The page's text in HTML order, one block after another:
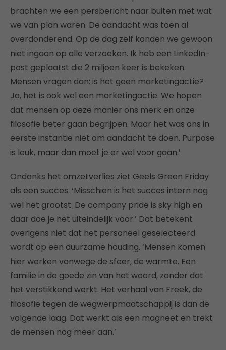
brachten we een persbericht naar buiten met wat
we van plan waren. De aandacht was toen al
overdonderend. Op de dag zelf konden we gewoon
niet ingaan op alle verzoeken. Ik heb een LinkedIn-
post geplaatst die 2 miljoen keer is bekeken.
Mensen vragen dan: is het geen marketingactie?
Ja, het is ook wel een marketingactie. We hopen
dat mensen op deze manier ons merk en onze
filosofie beter gaan begrijpen. Maar het was ons in
eerste instantie niet om aandacht te doen. Purpose
is leuk, maar dan moet je er wel voor gaan.’
Ondanks het omzetverlies ziet Geels Green Friday
als een succes. ‘Misschien is het succes intern nog
wel het grootst. De company pride is sky high en
daar doe je het uiteindelijk voor.’ Dat betekent
overigens niet dat het personeel geselecteerd
wordt op een duurzame houding. ‘Mensen komen
hier werken vanwege de sfeer, de warmte. Een
familie in de goede zin van het woord, zonder dat
het verstikkend werkt. Het verhaal van Freek, de
filosofie tegen de wegwerpmaatschappij is dan de
volgende laag. Dat werkt als een magneet en trekt
de mensen nog meer aan.’